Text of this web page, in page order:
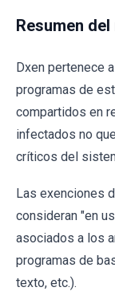
Resumen
Dxen pertenece
programas de
compartidos en
infectados no
críticos del
Las exenciones
consideran "en
asociados a los
programas de
texto, etc.).